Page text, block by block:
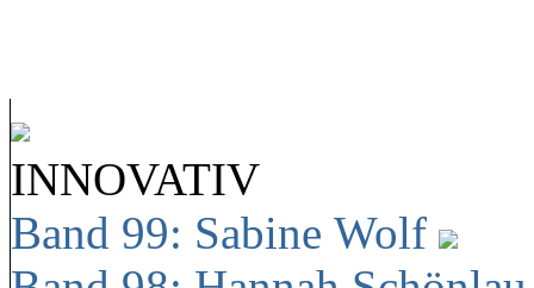
INNOVATIV
Band 99: Sabine Wolf